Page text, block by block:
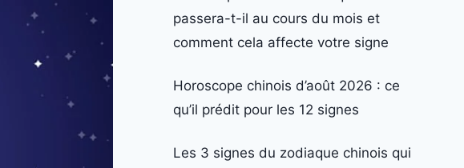
passera-t-il au cours du mois et
comment cela affecte votre signe
Horoscope chinois d’août 2026 : ce
qu’il prédit pour les 12 signes
Les 3 signes du zodiaque chinois qui